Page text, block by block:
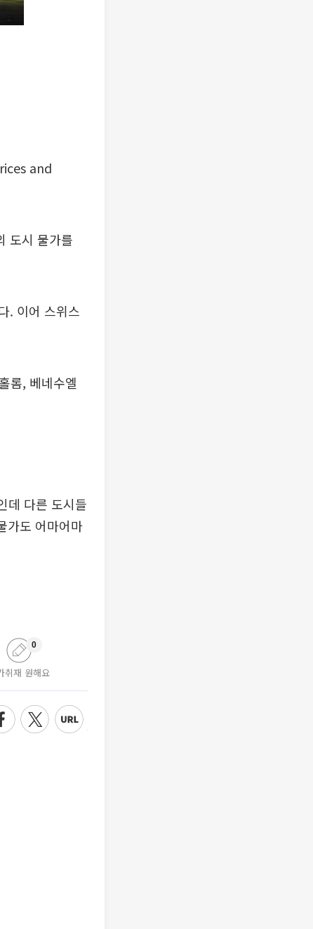
and
도시 물가를
. 이어 스위스
롬, 베네수엘
데 다른 도시들
가도 어마어마
취재 원해요
0